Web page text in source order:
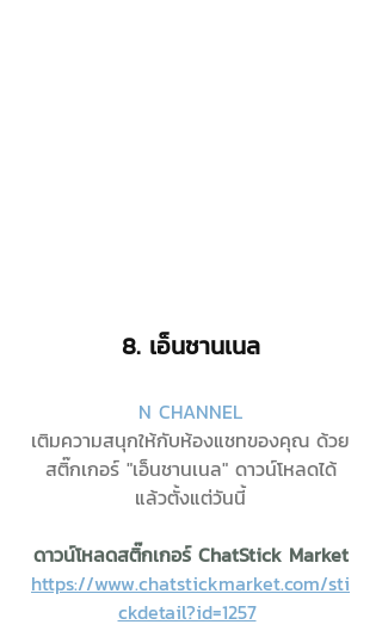
8. เอ็นชานเนล
N CHANNEL
เติมความสนุกให้กับห้องแชทของคุณ ด้วย
สติ๊กเกอร์ "เอ็นชานเนล" ดาวน์โหลดได้
แล้วตั้งแต่วันนี้
ดาวน์โหลดสติ๊กเกอร์ ChatStick Market
https://www.chatstickmarket.com/sti
ckdetail?id=1257